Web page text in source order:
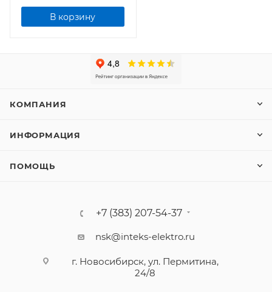
В корзину
КОМПАНИЯ
ИНФОРМАЦИЯ
ПОМОЩЬ
+7 (383) 207-54-37
nsk@inteks-elektro.ru
г. Новосибирск, ул. Пермитина,
24/8